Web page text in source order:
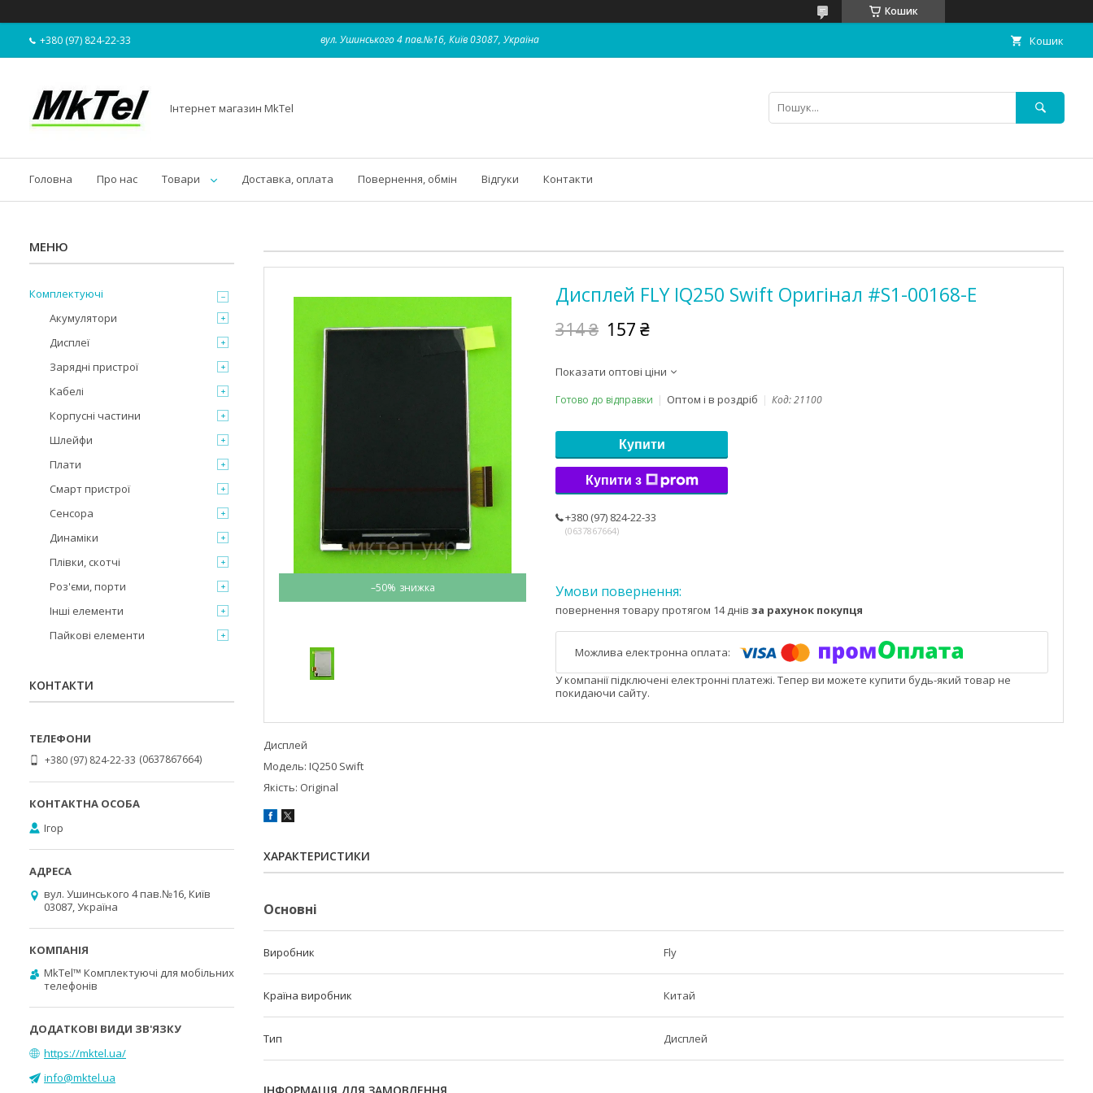
Кошик
+380 (97) 824-22-33 вул. Ушинського 4 пав.№16, Київ 03087, Україна Кошик
Інтернет магазин MkTel
Головна Про нас Товари Доставка, оплата Повернення, обмін Відгуки Контакти
–50%
Дисплей FLY IQ250 Swift Оригінал #S1-00168-E
314 ₴ 157 ₴
Показати оптові ціни
Готово до відправки Оптом і в роздріб Код:21100
Купити
Купити з
+380 (97) 824-22-33
0637867664
повернення товару протягом 14 днів за рахунок покупця
У компанії підключені електронні платежі. Тепер ви можете купити будь-який товар не
покидаючи сайту.
Дисплей
Модель: IQ250 Swift
Якість: Original
ХАРАКТЕРИСТИКИ
Основні
Виробник Fly
Країна виробник Китай
Тип Дисплей
Комплектуючі
Акумулятори
Дисплеї
Зарядні пристрої
Кабелі
Корпусні частини
Шлейфи
Плати
Смарт пристрої
Сенсора
Динаміки
Плівки, скотчі
Роз'єми, порти
Інші елементи
Пайкові елементи
КОНТАКТИ
+380 (97) 824-22-33 0637867664
Ігор
вул. Ушинського 4 пав.№16, Київ
03087, Україна
MkTel™ Комплектуючі для мобільних
телефонів
https://mktel.ua/
info@mktel.ua